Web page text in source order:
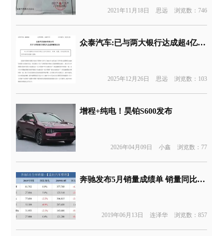
2021年11月18日 思远 浏览数：746
众泰汽车:已与两大银行达成超4亿债务和解
2025年12月26日 思远 浏览数：103
增程+纯电！昊铂S600发布
2026年04月09日 小鑫 浏览数：77
奔驰发布5月销量成绩单 销量同比下滑1.3%
2019年06月13日 连泽华 浏览数：857